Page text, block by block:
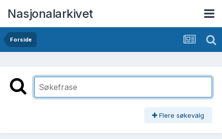
Nasjonalarkivet
Forside
Flere søkevalg